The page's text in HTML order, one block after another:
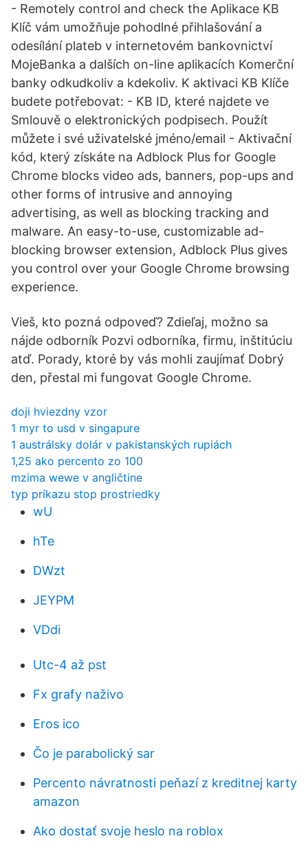
- Remotely control and check the Aplikace KB
Klíč vám umožňuje pohodlné přihlašování a
odesílání plateb v internetovém bankovnictví
MojeBanka a dalších on-line aplikacích Komerční
banky odkudkoliv a kdekoliv. K aktivaci KB Klíče
budete potřebovat: - KB ID, které najdete ve
Smlouvě o elektronických podpisech. Použít
můžete i své uživatelské jméno/email - Aktivační
kód, který získáte na Adblock Plus for Google
Chrome blocks video ads, banners, pop-ups and
other forms of intrusive and annoying
advertising, as well as blocking tracking and
malware. An easy-to-use, customizable ad-
blocking browser extension, Adblock Plus gives
you control over your Google Chrome browsing
experience.
Vieš, kto pozná odpoveď? Zdieľaj, možno sa
nájde odborník Pozvi odborníka, firmu, inštitúciu
atď. Porady, ktoré by vás mohli zaujímať Dobrý
den, přestal mi fungovat Google Chrome.
doji hviezdny vzor
1 myr to usd v singapure
1 austrálsky dolár v pakistanských rupiách
1,25 ako percento zo 100
mzima wewe v angličtine
typ príkazu stop prostriedky
wU
hTe
DWzt
JEYPM
VDdi
Utc-4 až pst
Fx grafy naživo
Eros ico
Čo je parabolický sar
Percento návratnosti peňazí z kreditnej karty
amazon
Ako dostať svoje heslo na roblox